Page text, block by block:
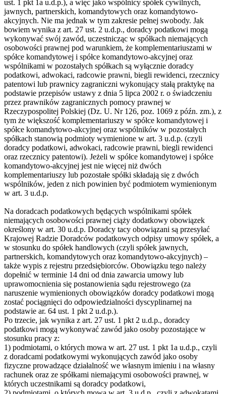
ust. 1 pkt 1a u.d.p.), a więc jako wspólnicy spółek cywilnych,
jawnych, partnerskich, komandytowych oraz komandytowo-
akcyjnych. Nie ma jednak w tym zakresie pełnej swobody. Jak
bowiem wynika z art. 27 ust. 2 u.d.p., doradcy podatkowi mogą
wykonywać swój zawód, uczestnicząc w spółkach niemających
osobowości prawnej pod warunkiem, że komplementariuszami w
spółce komandytowej i spółce komandytowo-akcyjnej oraz
wspólnikami w pozostałych spółkach są wyłącznie doradcy
podatkowi, adwokaci, radcowie prawni, biegli rewidenci, rzecznicy
patentowi lub prawnicy zagraniczni wykonujący stałą praktykę na
podstawie przepisów ustawy z dnia 5 lipca 2002 r. o świadczeniu
przez prawników zagranicznych pomocy prawnej w
Rzeczypospolitej Polskiej (Dz. U. Nr 126, poz. 1069 z późn. zm.), z
tym że większość komplementariuszy w spółce komandytowej i
spółce komandytowo-akcyjnej oraz wspólników w pozostałych
spółkach stanowią podmioty wymienione w art. 3 u.d.p. (czyli
doradcy podatkowi, adwokaci, radcowie prawni, biegli rewidenci
oraz rzecznicy patentowi). Jeżeli w spółce komandytowej i spółce
komandytowo-akcyjnej jest nie więcej niż dwóch
komplementariuszy lub pozostałe spółki składają się z dwóch
wspólników, jeden z nich powinien być podmiotem wymienionym
w art. 3 u.d.p.
Na doradcach podatkowych będących wspólnikami spółek
niemających osobowości prawnej ciąży dodatkowy obowiązek
określony w art. 30 u.d.p. Doradcy tacy obowiązani są przesyłać
Krajowej Radzie Doradców podatkowych odpisy umowy spółek, a
w stosunku do spółek handlowych (czyli spółek jawnych,
partnerskich, komandytowych oraz komandytowo-akcyjnych) –
także wypis z rejestru przedsiębiorców. Obowiązku tego należy
dopełnić w terminie 14 dni od dnia zawarcia umowy lub
uprawomocnienia się postanowienia sądu rejestrowego (za
naruszenie wymienionych obowiązków doradcy podatkowi mogą
zostać pociągnięci do odpowiedzialności dyscyplinarnej na
podstawie ar. 64 ust. 1 pkt 2 u.d.p.).
Po trzecie, jak wynika z art. 27 ust. 1 pkt 2 u.d.p., doradcy
podatkowi mogą wykonywać zawód jako osoby pozostające w
stosunku pracy z:
1) podmiotami, o których mowa w art. 27 ust. 1 pkt 1a u.d.p., czyli
z doradcami podatkowymi wykonujących zawód jako osoby
fizyczne prowadzące działalność we własnym imieniu i na własny
rachunek oraz ze spółkami niemającymi osobowości prawnej, w
których uczestnikami są doradcy podatkowi,